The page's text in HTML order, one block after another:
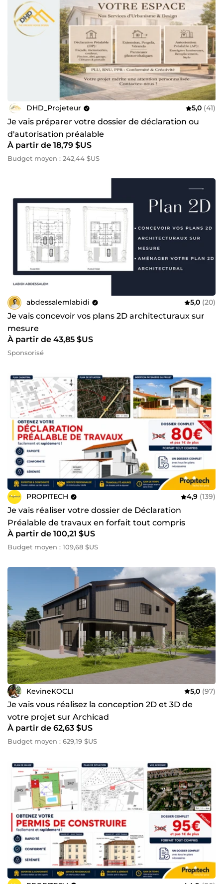
DHD_Projeteur 5,0 (41)
Je vais préparer votre dossier de déclaration ou
d'autorisation préalable
À partir de 18,79 $US
Budget moyen : 242,44 $US
abdessalemlabidi 5,0 (20)
Je vais concevoir vos plans 2D architecturaux sur
mesure
À partir de 43,85 $US
Sponsorisé
PROPITECH 4,9 (139)
Je vais réaliser votre dossier de Déclaration
Préalable de travaux en forfait tout compris
À partir de 100,21 $US
Budget moyen : 109,68 $US
KevineKOCLI 5,0 (97)
Je vais vous réalisez la conception 2D et 3D de
votre projet sur Archicad
À partir de 62,63 $US
Budget moyen : 629,19 $US